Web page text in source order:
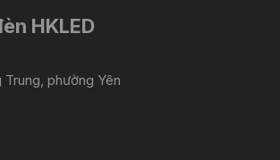
HKLED
phường Yên